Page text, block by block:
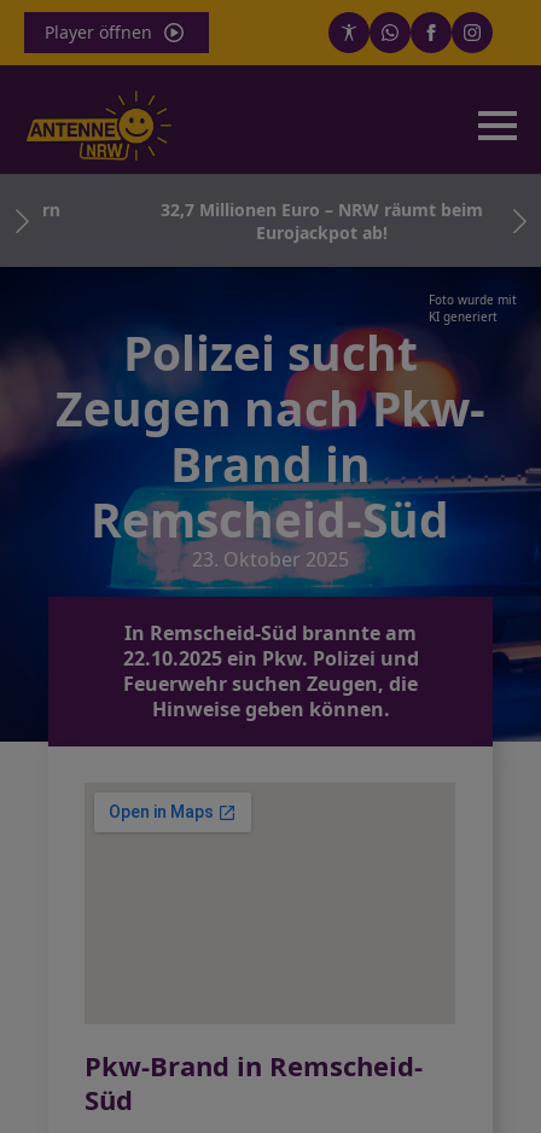
Player öffnen
32,7 Millionen Euro – NRW räumt beim
Eurojackpot ab!
Foto wurde mit
KI generiert
Polizei sucht
Zeugen nach Pkw-
Brand in
Remscheid-Süd
23. Oktober 2025
In Remscheid-Süd brannte am
22.10.2025 ein Pkw. Polizei und
Feuerwehr suchen Zeugen, die
Hinweise geben können.
Pkw-Brand in Remscheid-
Süd